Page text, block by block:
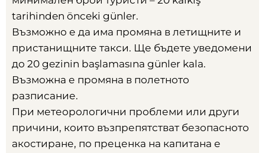
tarihinden önceki günler.
Възможно е да има промяна в летищните и
пристанищните такси. Ще бъдете уведомени
до 20 gezinin başlamasına günler kala.
Възможна е промяна в полетното
разписание.
При метеорологични проблеми или други
причини, които възпрепятстват безопасното
акостиране, по преценка на капитана е